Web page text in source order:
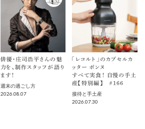
俳優・庄司浩平さんの魅
力を、制作スタッフが語り
ます！
週末の過ごし方
2026.08.07
「レコルト」のカプセルカ
ッター ボンヌ
すべて実食！ 自慢の手土
産【特別編】 ＃166
接待と手土産
2026.07.30